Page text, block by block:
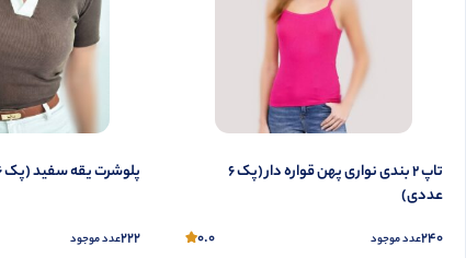
تاپ ۲ بندی نواری پهن قواره دار (پک 6
عددی)
240عدد موجود 0.0
پلوشرت یقه سفید (پک 6 عددی)
222عدد موجود